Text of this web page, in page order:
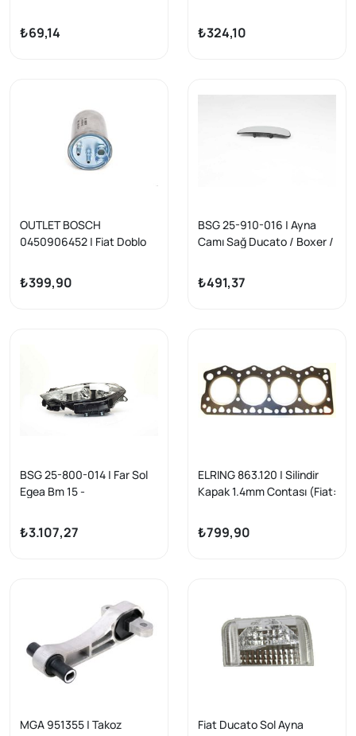
Jumper III
₺69,14 ₺324,10
OUTLET BOSCH
0450906452 | Fiat Doblo
₺399,90
BSG 25-910-016 | Ayna
Camı Sağ Ducato / Boxer /
₺491,37
BSG 25-800-014 | Far Sol
Egea Bm 15 -
₺3.107,27
ELRING 863.120 | Silindir
Kapak 1.4mm Contası (Fiat:
Peugeot: Boxer 2.8Td-
2.8Hdı)
₺799,90
MGA 951355 | Takoz
Fiat Ducato Sol Ayna